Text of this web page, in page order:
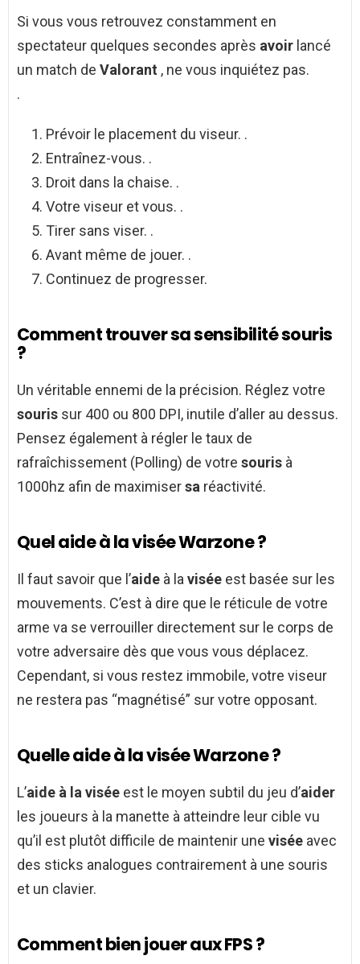
Si vous vous retrouvez constamment en
spectateur quelques secondes après avoir lancé
un match de Valorant , ne vous inquiétez pas.
.
Prévoir le placement du viseur. .
Entraînez-vous. .
Droit dans la chaise. .
Votre viseur et vous. .
Tirer sans viser. .
Avant même de jouer. .
Continuez de progresser.
Comment trouver sa sensibilité souris
?
Un véritable ennemi de la précision. Réglez votre
souris sur 400 ou 800 DPI, inutile d’aller au dessus.
Pensez également à régler le taux de
rafraîchissement (Polling) de votre souris à
1000hz afin de maximisersa réactivité.
Quel aide à la visée Warzone ?
Il faut savoir que l’aide à la visée est basée sur les
mouvements. C’est à dire que le réticule de votre
arme va se verrouiller directement sur le corps de
votre adversaire dès que vous vous déplacez.
Cependant, si vous restez immobile, votre viseur
ne restera pas “magnétisé” sur votre opposant.
Quelle aide à la visée Warzone ?
L’aide à la visée est le moyen subtil du jeu d’aider
les joueurs à la manette à atteindre leur cible vu
qu’il est plutôt difficile de maintenir une visée avec
des sticks analogues contrairement à une souris
et un clavier.
Comment bien jouer aux FPS ?